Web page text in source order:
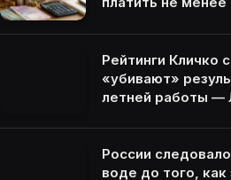
Рейтинги Кличко
«убивают»
летней работы —
России
воде до того, как